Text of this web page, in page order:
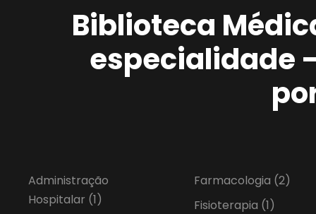
Biblioteca
especialidade
Administração
Hospitalar (1)
Farmacologia (2)
Fisioterapia (1)